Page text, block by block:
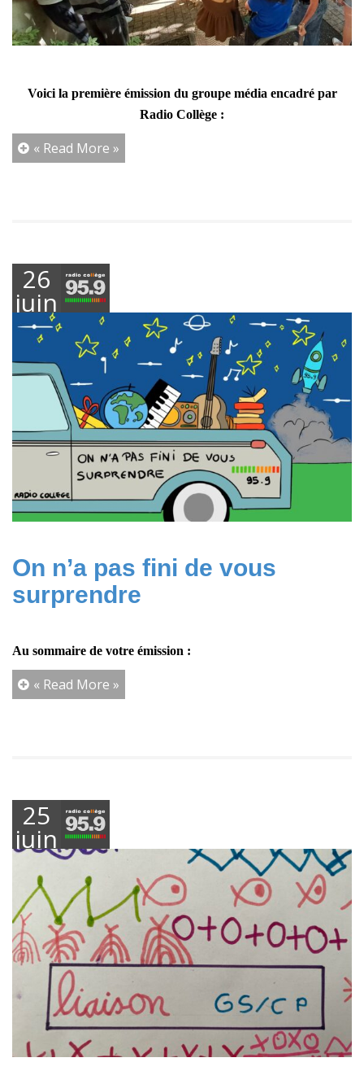
Voici la première émission du groupe média encadré par
Radio Collège :
« Read More »
26
juin
2026
On n’a pas fini de vous
surprendre
Au sommaire de votre émission :
« Read More »
25
juin
2026